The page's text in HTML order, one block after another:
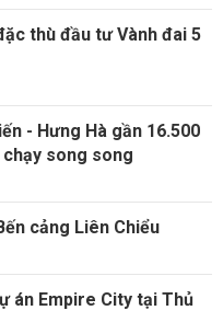
thù đầu tư Vành đai 5
- Hưng Hà gần 16.500
song song
cảng Liên Chiểu
án Empire City tại Thủ